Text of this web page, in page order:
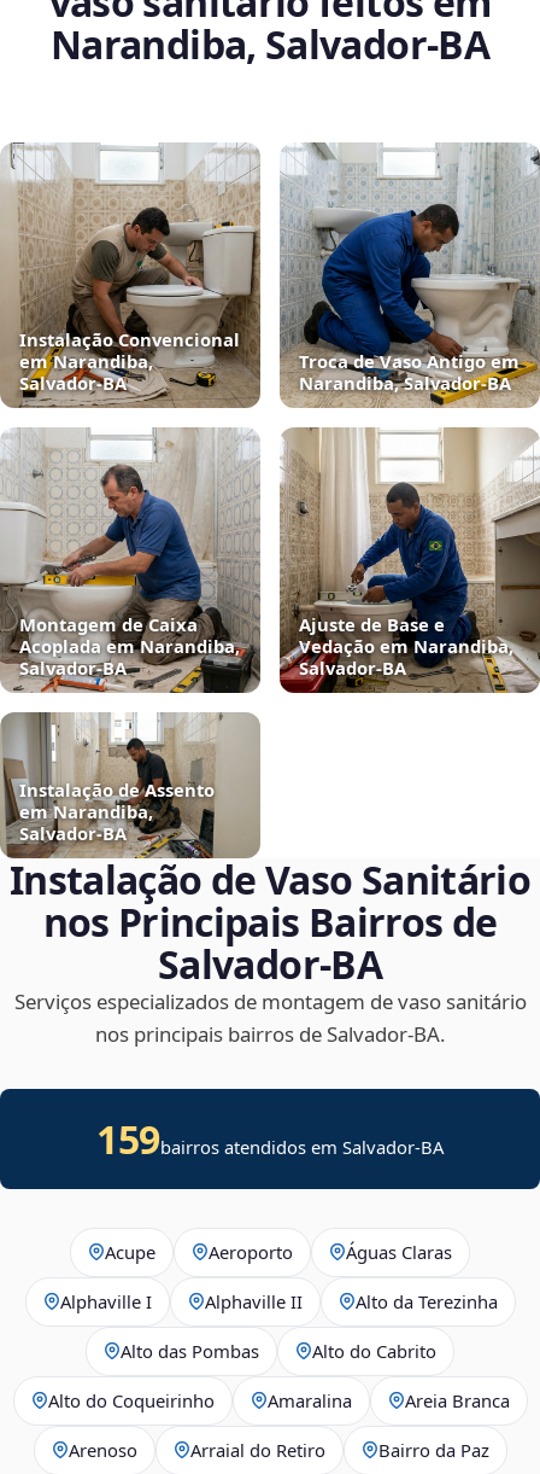
Narandiba, Salvador‑BA
Instalação Convencional
em Narandiba,
Salvador‑BA
Troca de Vaso Antigo em
Narandiba, Salvador‑BA
Montagem de Caixa
Acoplada em Narandiba,
Salvador‑BA
Ajuste de Base e
Vedação em Narandiba,
Salvador‑BA
Instalação de Assento
em Narandiba,
Salvador‑BA
Instalação de Vaso Sanitário
nos Principais Bairros de
Salvador‑BA
Serviços especializados de montagem de vaso sanitário
nos principais bairros de Salvador‑BA.
159bairros atendidos em Salvador-BA
Acupe Aeroporto Águas Claras
Alphaville I Alphaville II Alto da Terezinha
Alto das Pombas Alto do Cabrito
Alto do Coqueirinho Amaralina Areia Branca
Arenoso Arraial do Retiro Bairro da Paz